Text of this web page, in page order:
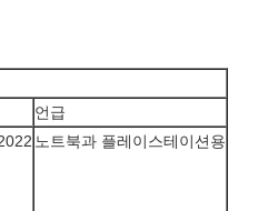
언급
노트북과 플레이스테이션용